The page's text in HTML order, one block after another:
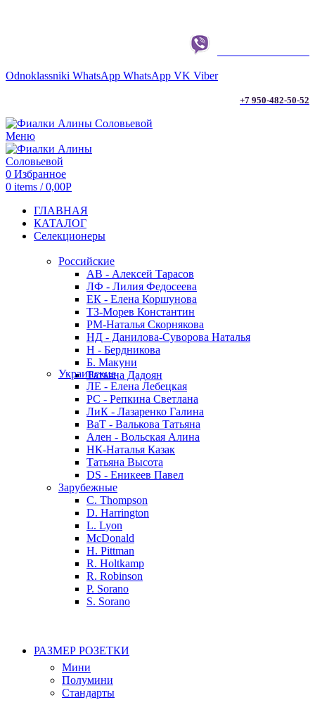
Odnoklassniki WhatsApp WhatsApp VK Viber
+7 950-482-50-52
Меню
0 Избранное
0 items / 0,00Р
ГЛАВНАЯ
КАТАЛОГ
Селекционеры
Российские
АВ - Алексей Тарасов
ЛФ - Лилия Федосеева
ЕК - Елена Коршунова
ТЗ-Морев Константин
РМ-Наталья Скорнякова
НД - Данилова-Суворова Наталья
Н - Бердникова
Б. Макуни
Татьяна Дадоян
Украинские
ЛЕ - Елена Лебецкая
РС - Репкина Светлана
ЛиК - Лазаренко Галина
ВаТ - Валькова Татьяна
Ален - Вольская Алина
НК-Наталья Казак
Татьяна Высота
DS - Еникеев Павел
Зарубежные
C. Thompson
D. Harrington
L. Lyon
McDonald
H. Pittman
R. Holtkamp
R. Robinson
P. Sorano
S. Sorano
РАЗМЕР РОЗЕТКИ
Мини
Полумини
Стандарты